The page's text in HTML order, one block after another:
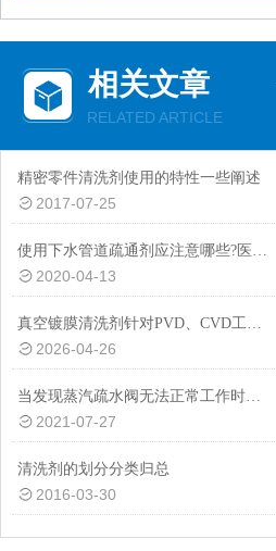
相关文章
RELATED ARTICLE
精密零件清洗剂使用的特性一些阐述
2017-07-25
使用下水管道疏通剂应注意哪些?医生:这三大方面要点要记牢
2020-04-13
真空镀膜清洗剂针对PVD、CVD工艺的系列化前处理清洗解决方案
2026-04-26
当发现蒸汽疏水阀无法正常工作时应如何处理
2021-07-27
清洗剂的划分分类归总
2016-03-30